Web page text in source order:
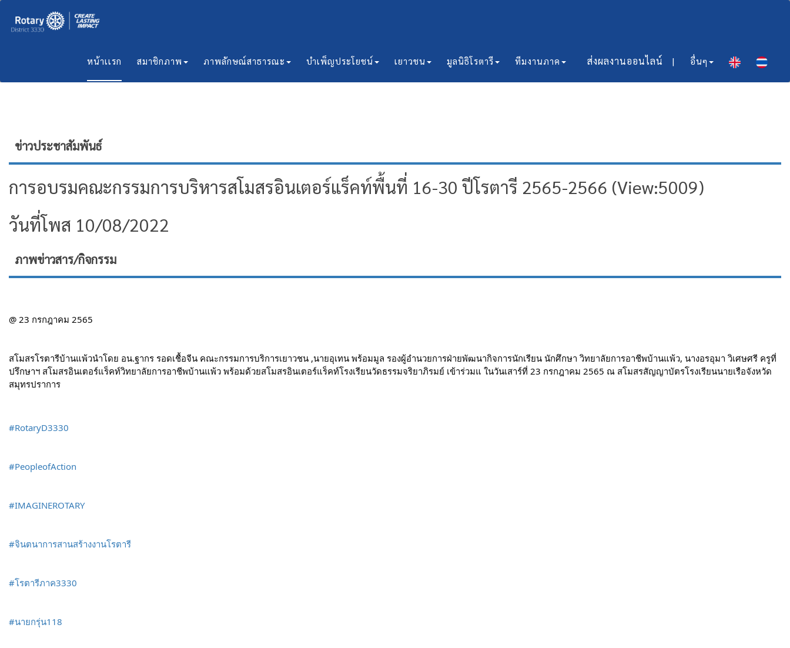
หน้าเเรก สมาชิกภาพ ภาพลักษณ์สาธารณะ บำเพ็ญประโยชน์ เยาวชน มูลนิธิโรตารี ทีมงานภาค ส่งผลงานออนไลน์​ | อื่นๆ
ข่าวประชาสัมพันธ์
การอบรมคณะกรรมการบริหารสโมสรอินเตอร์แร็คท์พื้นที่ 16-30 ปีโรตารี 2565-2566 (View:5009)
วันที่โพส 10/08/2022
ภาพข่าวสาร/กิจกรรม
@ 23 กรกฎาคม 2565
สโมสรโรตารีบ้านแพ้วนำโดย อน.ฐากร รอดเชื้อจีน คณะกรรมการบริการเยาวชน ,นายอุเทน พร้อมมูล รองผู้อำนวยการฝ่ายพัฒนากิจการนักเรียน นักศึกษา วิทยาลัยการอาชีพบ้านแพ้ว, นางอรอุมา วิเศษศรี ครูที่
ปรึกษาฯ สโมสรอินเตอร์แร็คท์วิทยาลัยการอาชีพบ้านแพ้ว พร้อมด้วยสโมสรอินเตอร์แร็คท์โรงเรียนวัดธรรมจริยาภิรมย์ เข้าร่วมแ ในวันเสาร์ที่ 23 กรกฎาคม 2565 ณ สโมสรสัญญาบัตรโรงเรียนนายเรือจังหวัด
สมุทรปราการ
#RotaryD3330
#PeopleofAction
#IMAGINEROTARY
#จินตนาการสานสร้างงานโรตารี
#โรตารีภาค3330
#นายกรุ่น118